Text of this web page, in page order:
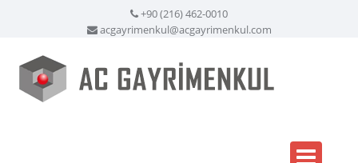
+90 (216) 462-0010
acgayrimenkul@acgayrimenkul.com